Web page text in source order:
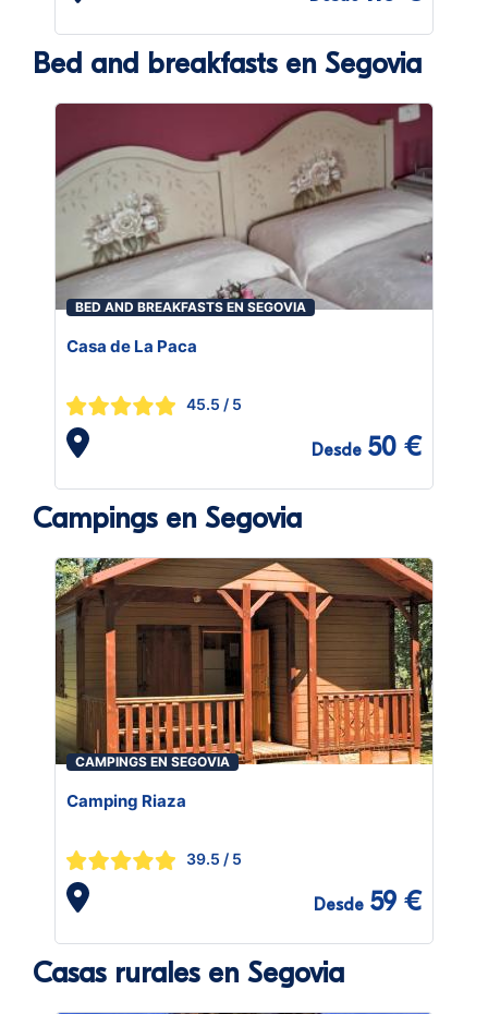
Bed and breakfasts en Segovia
BED AND BREAKFASTS EN SEGOVIA
Casa de La Paca
45.5 / 5
Desde 50 €
Campings en Segovia
CAMPINGS EN SEGOVIA
Camping Riaza
39.5 / 5
Desde 59 €
Casas rurales en Segovia